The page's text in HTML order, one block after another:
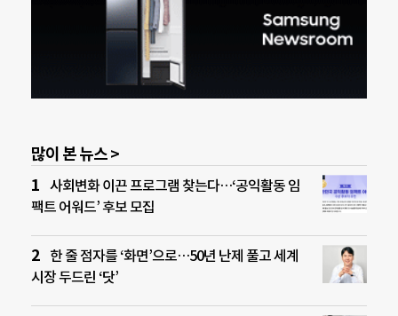
많이 본 뉴스 >
사회변화 이끈 프로그램 찾는다…‘공익활동 임
팩트 어워드’ 후보 모집
한 줄 점자를 ‘화면’으로…50년 난제 풀고 세계
시장 두드린 ‘닷’